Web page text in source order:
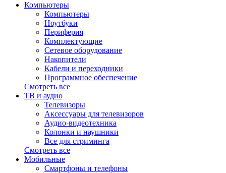
Компьютеры
Компьютеры
Ноутбуки
Периферия
Комплектующие
Сетевое оборудование
Накопители
Кабели и переходники
Программное обеспечение
Смотреть все
ТВ и аудио
Телевизоры
Аксессуары для телевизоров
Аудио-видеотехника
Колонки и наушники
Все для стриминга
Смотреть все
Мобильные
Смартфоны и телефоны